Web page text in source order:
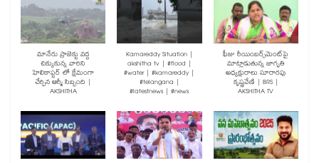
మానేరు ప్రాజెక్టు వద్ద
చిక్కుకున్న వారిని
హెలికాప్టర్ లో క్షేమంగా
చేర్చిన ఆర్మీ సిబ్బంది |
AKSHITHA
Kamareddy Situation |
akshitha tv | #flood |
#water | #kamareddy |
#telangana |
#latestnews | #news
ఫీజు రీయింబర్స్‌మెంట్‌పై
మాట్లాడుతున్న జాగృతి
అధ్యక్షురాలు సూరారపు
కృష్ణవేణి | BRS |
AKSHITHA TV